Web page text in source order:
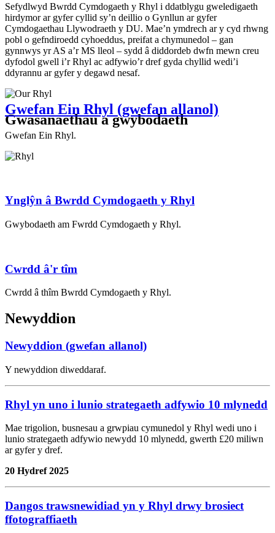
Sefydlwyd Bwrdd Cymdogaeth y Rhyl i ddatblygu gweledigaeth
hirdymor ar gyfer cyllid sy’n deillio o Gynllun ar gyfer
Cymdogaethau Llywodraeth y DU. Mae’n ymdrech ar y cyd rhwng
pobl o gefndiroedd cyhoeddus, preifat a chymunedol – gan
gynnwys yr AS a’r MS lleol – sydd â diddordeb dwfn mewn creu
dyfodol gwell i’r Rhyl ac adfywio’r dref gyda chyllid wedi’i
ddyrannu ar gyfer y degawd nesaf.
Gwasanaethau a gwybodaeth
Gwefan Ein Rhyl (gwefan allanol)
Gwefan Ein Rhyl.
Ynglŷn â Bwrdd Cymdogaeth y Rhyl
Gwybodaeth am Fwrdd Cymdogaeth y Rhyl.
Cwrdd â'r tîm
Cwrdd â thîm Bwrdd Cymdogaeth y Rhyl.
Newyddion
Newyddion (gwefan allanol)
Y newyddion diweddaraf.
Rhyl yn uno i lunio strategaeth adfywio 10 mlynedd
Mae trigolion, busnesau a grwpiau cymunedol y Rhyl wedi uno i
lunio strategaeth adfywio newydd 10 mlynedd, gwerth £20 miliwn
ar gyfer y dref.
20 Hydref 2025
Dangos trawsnewidiad yn y Rhyl drwy brosiect
ffotograffiaeth